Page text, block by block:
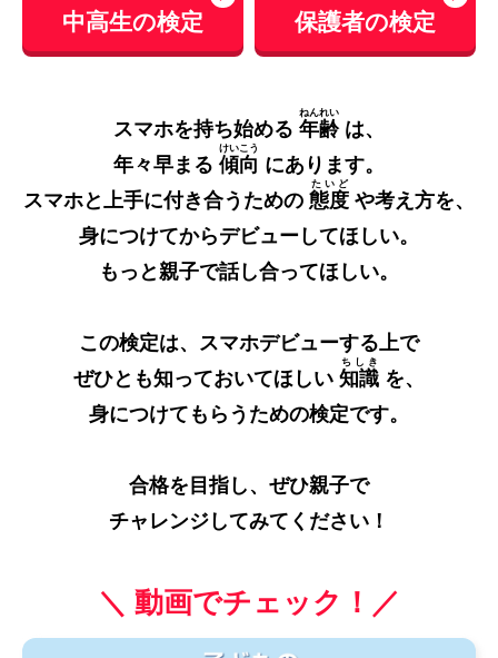
中高生の検定 保護者の検定
スマホを持ち始める 年齢
ねんれい
は、
年々早まる 傾向
けいこう
にあります。
スマホと上手に付き合うための 態度
たいど
や考え方を、
身につけてからデビューしてほしい。
もっと親子で話し合ってほしい。
この検定は、スマホデビューする上で
ぜひとも知っておいてほしい 知識
ちしき
を、
身につけてもらうための検定です。
合格を目指し、ぜひ親子で
チャレンジしてみてください！
＼ 動画でチェック！／